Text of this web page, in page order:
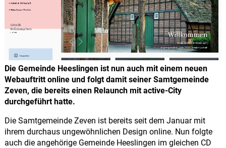
Die Gemeinde Heeslingen ist nun auch mit einem neuen
Webauftritt online und folgt damit seiner Samtgemeinde
Zeven, die bereits einen Relaunch mit active-City
durchgeführt hatte.
Die Samtgemeinde Zeven ist bereits seit dem Januar mit
ihrem durchaus ungewöhnlichen Design online. Nun folgte
auch die angehörige Gemeinde Heeslingen im gleichen CD